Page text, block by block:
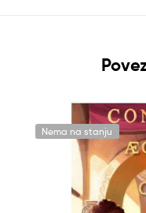
Nema na stanju